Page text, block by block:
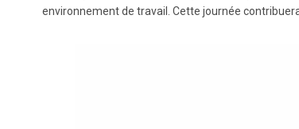
environnement de travail. Cette journée